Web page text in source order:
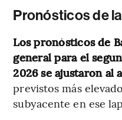
Pronósticos de
Los pronósticos de
general para el
2026 se ajustaron al
previstos más
subyacente en ese